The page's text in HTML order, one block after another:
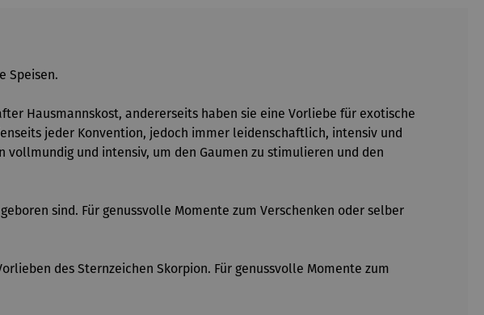
Speisen.
Hausmannskost, andererseits haben sie eine Vorliebe für exotische
jeder Konvention, jedoch immer leidenschaftlich, intensiv und
und intensiv, um den Gaumen zu stimulieren und den
sind. Für genussvolle Momente zum Verschenken oder selber
des Sternzeichen Skorpion. Für genussvolle Momente zum